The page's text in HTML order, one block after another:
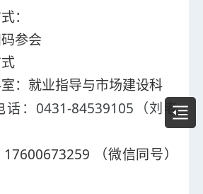
：
参会
：就业指导与市场建设科
话： 0431-84539105 （刘
老
17600673259
（微信同号）